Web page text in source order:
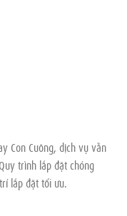
Con Cuông, dịch vụ vẫn
trình lắp đặt chóng
lắp đặt tối ưu.